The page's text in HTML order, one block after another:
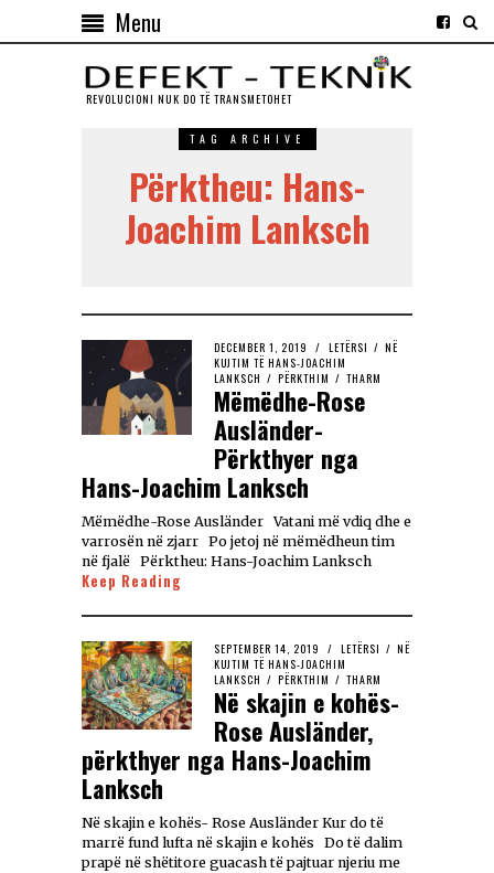
Menu
REVOLUCIONI NUK DO TЁ TRANSMETOHET
TAG ARCHIVE
Përktheu: Hans-
Joachim Lanksch
DECEMBER 1, 2019 LETËRSI / NË
KUJTIM TË HANS-JOACHIM
LANKSCH / PËRKTHIM / THARM
Mëmëdhe-Rose
Ausländer-
Përkthyer nga
Hans-Joachim Lanksch
Mëmëdhe-Rose Ausländer Vatani më vdiq dhe e
varrosën në zjarr Po jetoj në mëmëdheun tim
në fjalë Përktheu: Hans-Joachim Lanksch
Keep Reading
SEPTEMBER 14, 2019 LETËRSI / NË
KUJTIM TË HANS-JOACHIM
LANKSCH / PËRKTHIM / THARM
Në skajin e kohës-
Rose Ausländer,
përkthyer nga Hans-Joachim
Lanksch
Në skajin e kohës- Rose Ausländer Kur do të
marrë fund lufta në skajin e kohës Do të dalim
prapë në shëtitore guacash të pajtuar njeriu me